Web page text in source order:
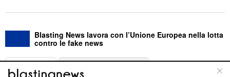
Blasting News lavora con l’Unione Europea nella lotta
contro le fake news
ABOUT